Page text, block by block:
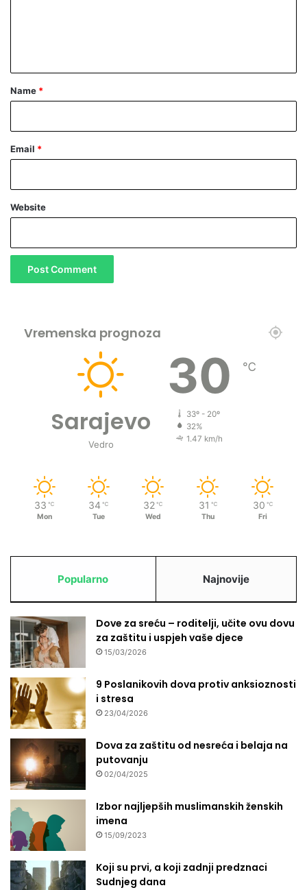
*
Name *
Email *
Website
Vremenska prognoza
Sarajevo
Vedro
30 ℃
33º - 20º
32%
1.47 km/h
33 ℃
Mon
34 ℃
Tue
32 ℃
Wed
31 ℃
Thu
30 ℃
Fri
Popularno Najnovije
Dove za sreću – roditelji, učite ovu dovu
za zaštitu i uspjeh vaše djece
15/03/2026
9 Poslanikovih dova protiv anksioznosti
i stresa
23/04/2026
Dova za zaštitu od nesreća i belaja na
putovanju
02/04/2025
Izbor najljepših muslimanskih ženskih
imena
15/09/2023
Koji su prvi, a koji zadnji predznaci
Sudnjeg dana